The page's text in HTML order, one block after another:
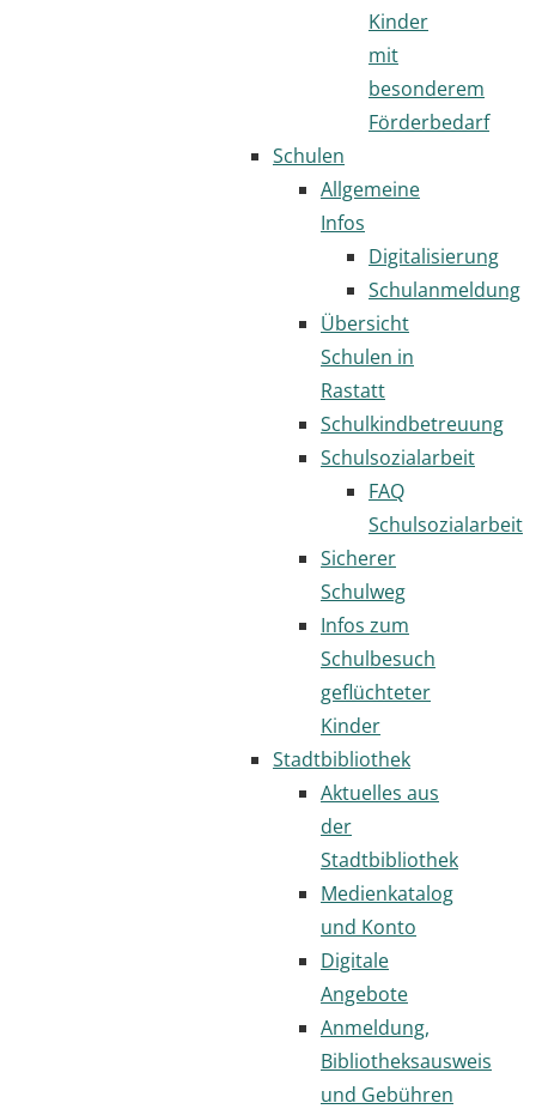
Kinder
mit
besonderem
Förderbedarf
Schulen
Allgemeine
Infos
Digitalisierung
Schulanmeldung
Übersicht
Schulen in
Rastatt
Schulkindbetreuung
Schulsozialarbeit
FAQ
Schulsozialarbeit
Sicherer
Schulweg
Infos zum
Schulbesuch
geflüchteter
Kinder
Stadtbibliothek
Aktuelles aus
der
Stadtbibliothek
Medienkatalog
und Konto
Digitale
Angebote
Anmeldung,
Bibliotheksausweis
und Gebühren